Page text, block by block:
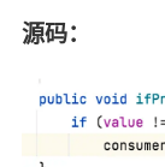
源码：